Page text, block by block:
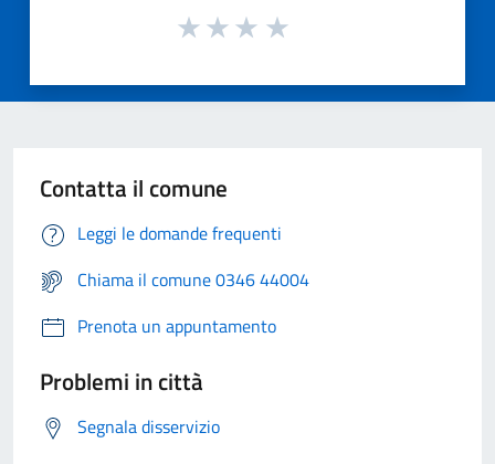
Contatta il comune
Leggi le domande frequenti
Chiama il comune 0346 44004
Prenota un appuntamento
Problemi in città
Segnala disservizio